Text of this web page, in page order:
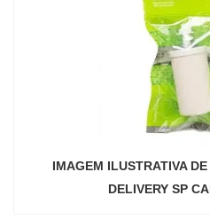
IMAGEM ILUSTRATIVA
DELIVERY SP